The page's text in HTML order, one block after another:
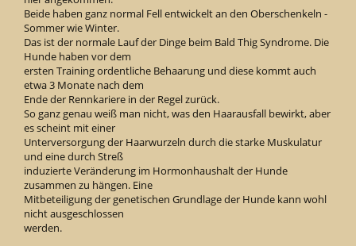
Beide haben ganz normal Fell entwickelt an den Oberschenkeln -
Sommer wie Winter.
Das ist der normale Lauf der Dinge beim Bald Thig Syndrome. Die
Hunde haben vor dem
ersten Training ordentliche Behaarung und diese kommt auch
etwa 3 Monate nach dem
Ende der Rennkariere in der Regel zurück.
So ganz genau weiß man nicht, was den Haarausfall bewirkt, aber
es scheint mit einer
Unterversorgung der Haarwurzeln durch die starke Muskulatur
und eine durch Streß
induzierte Veränderung im Hormonhaushalt der Hunde
zusammen zu hängen. Eine
Mitbeteiligung der genetischen Grundlage der Hunde kann wohl
nicht ausgeschlossen
werden.